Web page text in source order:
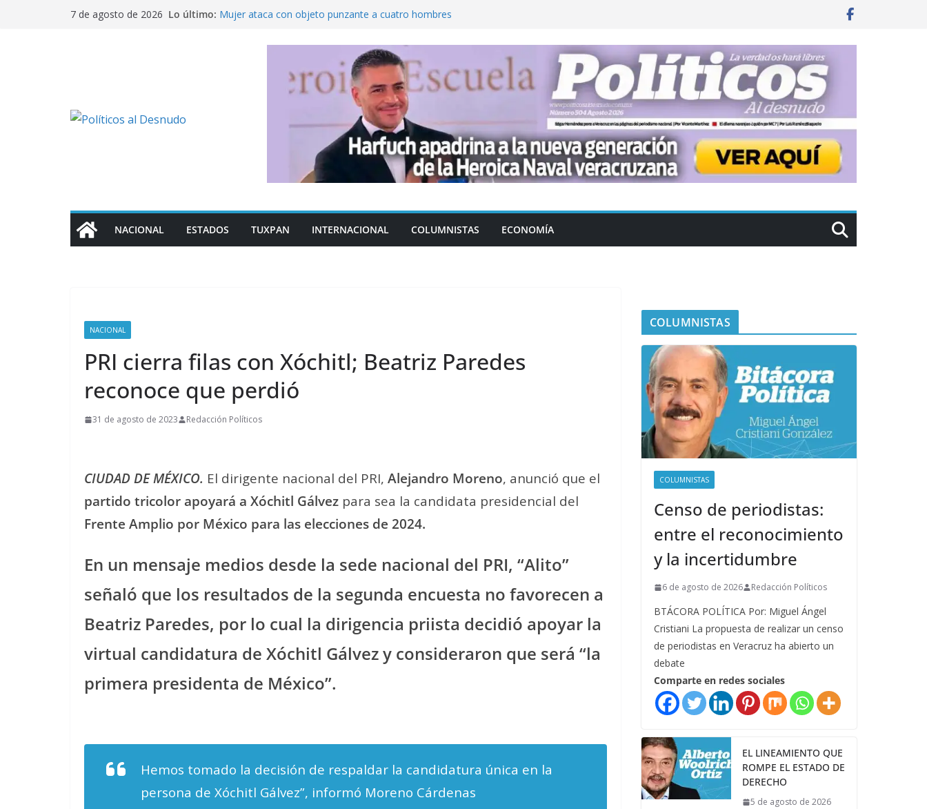
7 de agosto de 2026 Lo último: Mujer ataca con objeto punzante a cuatro hombres
México busca reactivar la exportación de aguacate de
Michoacán a los Estados Unidos
Ofrece SEP regularización a escuelas para dejar el esquema
Rechaza Nahle persecución política en casos de desafuero
de los alcaldes de Movimiento Ciudadano
NACIONAL ESTADOS TUXPAN INTERNACIONAL COLUMNISTAS ECONOMÍA
NACIONAL
PRI cierra filas con Xóchitl; Beatriz Paredes
reconoce que perdió
31 de agosto de 2023 Redacción Políticos
CIUDAD DE MÉXICO. El dirigente nacional del PRI, Alejandro Moreno, anunció que el
partido tricolor apoyará a Xóchitl Gálvez para sea la candidata presidencial del
Frente Amplio por México para las elecciones de 2024.
En un mensaje medios desde la sede nacional del PRI, “Alito”
señaló que los resultados de la segunda encuesta no favorecen a
Beatriz Paredes, por lo cual la dirigencia priista decidió apoyar la
virtual candidatura de Xóchitl Gálvez y consideraron que será “la
primera presidenta de México”.
Hemos tomado la decisión de respaldar la candidatura única en la
persona de Xóchitl Gálvez”, informó Moreno Cárdenas
COLUMNISTAS
COLUMNISTAS
Censo de periodistas:
entre el reconocimiento
y la incertidumbre
6 de agosto de 2026 Redacción Políticos
BTÁCORA POLÍTICA Por: Miguel Ángel
Cristiani La propuesta de realizar un censo
de periodistas en Veracruz ha abierto un
debate
Comparte en redes sociales
EL LINEAMIENTO QUE
ROMPE EL ESTADO DE
DERECHO
5 de agosto de 2026